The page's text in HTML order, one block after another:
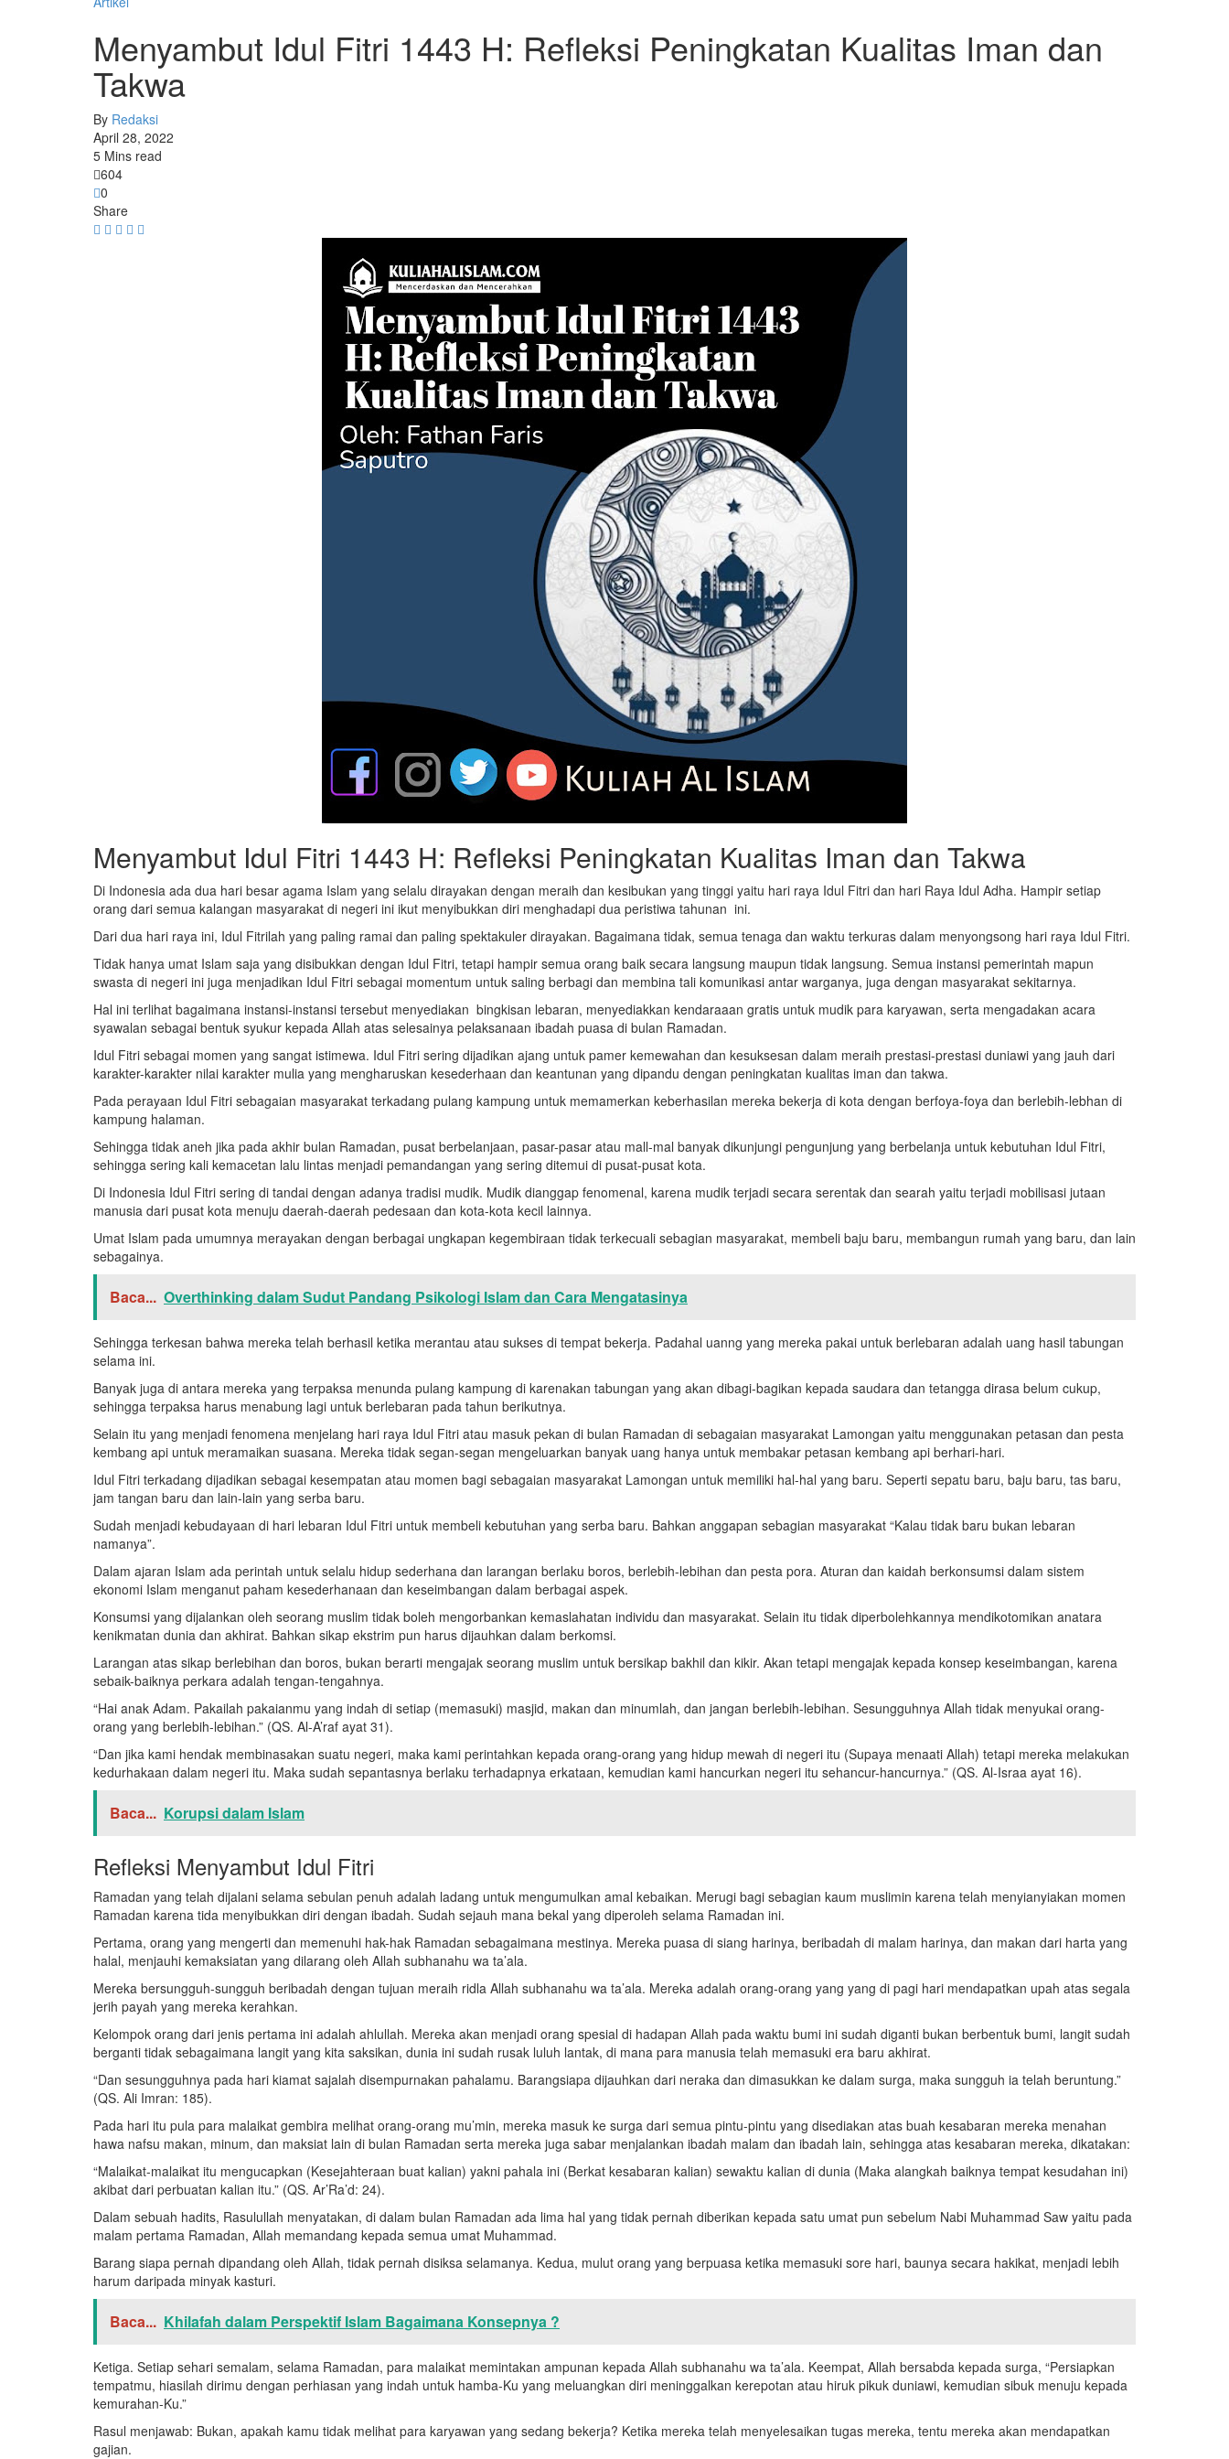
Menyambut Idul Fitri 1443 H: Refleksi Peningkatan Kualitas Iman dan
Takwa
By Redaksi
April 28, 2022
5 Mins read
604
0
Share
Menyambut Idul Fitri 1443 H: Refleksi Peningkatan Kualitas Iman dan Takwa
Di Indonesia ada dua hari besar agama Islam yang selalu dirayakan dengan meraih dan kesibukan yang tinggi yaitu hari raya Idul Fitri dan hari Raya Idul Adha. Hampir setiap
orang dari semua kalangan masyarakat di negeri ini ikut menyibukkan diri menghadapi dua peristiwa tahunan ini.
Dari dua hari raya ini, Idul Fitrilah yang paling ramai dan paling spektakuler dirayakan. Bagaimana tidak, semua tenaga dan waktu terkuras dalam menyongsong hari raya Idul Fitri.
Tidak hanya umat Islam saja yang disibukkan dengan Idul Fitri, tetapi hampir semua orang baik secara langsung maupun tidak langsung. Semua instansi pemerintah mapun
swasta di negeri ini juga menjadikan Idul Fitri sebagai momentum untuk saling berbagi dan membina tali komunikasi antar warganya, juga dengan masyarakat sekitarnya.
Hal ini terlihat bagaimana instansi-instansi tersebut menyediakan bingkisan lebaran, menyediakkan kendaraaan gratis untuk mudik para karyawan, serta mengadakan acara
syawalan sebagai bentuk syukur kepada Allah atas selesainya pelaksanaan ibadah puasa di bulan Ramadan.
Idul Fitri sebagai momen yang sangat istimewa. Idul Fitri sering dijadikan ajang untuk pamer kemewahan dan kesuksesan dalam meraih prestasi-prestasi duniawi yang jauh dari
karakter-karakter nilai karakter mulia yang mengharuskan kesederhaan dan keantunan yang dipandu dengan peningkatan kualitas iman dan takwa.
Pada perayaan Idul Fitri sebagaian masyarakat terkadang pulang kampung untuk memamerkan keberhasilan mereka bekerja di kota dengan berfoya-foya dan berlebih-lebhan di
kampung halaman.
Sehingga tidak aneh jika pada akhir bulan Ramadan, pusat berbelanjaan, pasar-pasar atau mall-mal banyak dikunjungi pengunjung yang berbelanja untuk kebutuhan Idul Fitri,
sehingga sering kali kemacetan lalu lintas menjadi pemandangan yang sering ditemui di pusat-pusat kota.
Di Indonesia Idul Fitri sering di tandai dengan adanya tradisi mudik. Mudik dianggap fenomenal, karena mudik terjadi secara serentak dan searah yaitu terjadi mobilisasi jutaan
manusia dari pusat kota menuju daerah-daerah pedesaan dan kota-kota kecil lainnya.
Umat Islam pada umumnya merayakan dengan berbagai ungkapan kegembiraan tidak terkecuali sebagian masyarakat, membeli baju baru, membangun rumah yang baru, dan lain
sebagainya.
Baca... Overthinking dalam Sudut Pandang Psikologi Islam dan Cara Mengatasinya
Sehingga terkesan bahwa mereka telah berhasil ketika merantau atau sukses di tempat bekerja. Padahal uanng yang mereka pakai untuk berlebaran adalah uang hasil tabungan
selama ini.
Banyak juga di antara mereka yang terpaksa menunda pulang kampung di karenakan tabungan yang akan dibagi-bagikan kepada saudara dan tetangga dirasa belum cukup,
sehingga terpaksa harus menabung lagi untuk berlebaran pada tahun berikutnya.
Selain itu yang menjadi fenomena menjelang hari raya Idul Fitri atau masuk pekan di bulan Ramadan di sebagaian masyarakat Lamongan yaitu menggunakan petasan dan pesta
kembang api untuk meramaikan suasana. Mereka tidak segan-segan mengeluarkan banyak uang hanya untuk membakar petasan kembang api berhari-hari.
Idul Fitri terkadang dijadikan sebagai kesempatan atau momen bagi sebagaian masyarakat Lamongan untuk memiliki hal-hal yang baru. Seperti sepatu baru, baju baru, tas baru,
jam tangan baru dan lain-lain yang serba baru.
Sudah menjadi kebudayaan di hari lebaran Idul Fitri untuk membeli kebutuhan yang serba baru. Bahkan anggapan sebagian masyarakat “Kalau tidak baru bukan lebaran
namanya”.
Dalam ajaran Islam ada perintah untuk selalu hidup sederhana dan larangan berlaku boros, berlebih-lebihan dan pesta pora. Aturan dan kaidah berkonsumsi dalam sistem
ekonomi Islam menganut paham kesederhanaan dan keseimbangan dalam berbagai aspek.
Konsumsi yang dijalankan oleh seorang muslim tidak boleh mengorbankan kemaslahatan individu dan masyarakat. Selain itu tidak diperbolehkannya mendikotomikan anatara
kenikmatan dunia dan akhirat. Bahkan sikap ekstrim pun harus dijauhkan dalam berkomsi.
Larangan atas sikap berlebihan dan boros, bukan berarti mengajak seorang muslim untuk bersikap bakhil dan kikir. Akan tetapi mengajak kepada konsep keseimbangan, karena
sebaik-baiknya perkara adalah tengan-tengahnya.
“Hai anak Adam. Pakailah pakaianmu yang indah di setiap (memasuki) masjid, makan dan minumlah, dan jangan berlebih-lebihan. Sesungguhnya Allah tidak menyukai orang-
orang yang berlebih-lebihan.” (QS. Al-A’raf ayat 31).
“Dan jika kami hendak membinasakan suatu negeri, maka kami perintahkan kepada orang-orang yang hidup mewah di negeri itu (Supaya menaati Allah) tetapi mereka melakukan
kedurhakaan dalam negeri itu. Maka sudah sepantasnya berlaku terhadapnya erkataan, kemudian kami hancurkan negeri itu sehancur-hancurnya.” (QS. Al-Israa ayat 16).
Baca... Korupsi dalam Islam
Refleksi Menyambut Idul Fitri
Ramadan yang telah dijalani selama sebulan penuh adalah ladang untuk mengumulkan amal kebaikan. Merugi bagi sebagian kaum muslimin karena telah menyianyiakan momen
Ramadan karena tida menyibukkan diri dengan ibadah. Sudah sejauh mana bekal yang diperoleh selama Ramadan ini.
Pertama, orang yang mengerti dan memenuhi hak-hak Ramadan sebagaimana mestinya. Mereka puasa di siang harinya, beribadah di malam harinya, dan makan dari harta yang
halal, menjauhi kemaksiatan yang dilarang oleh Allah subhanahu wa ta’ala.
Mereka bersungguh-sungguh beribadah dengan tujuan meraih ridla Allah subhanahu wa ta’ala. Mereka adalah orang-orang yang yang di pagi hari mendapatkan upah atas segala
jerih payah yang mereka kerahkan.
Kelompok orang dari jenis pertama ini adalah ahlullah. Mereka akan menjadi orang spesial di hadapan Allah pada waktu bumi ini sudah diganti bukan berbentuk bumi, langit sudah
berganti tidak sebagaimana langit yang kita saksikan, dunia ini sudah rusak luluh lantak, di mana para manusia telah memasuki era baru akhirat.
“Dan sesungguhnya pada hari kiamat sajalah disempurnakan pahalamu. Barangsiapa dijauhkan dari neraka dan dimasukkan ke dalam surga, maka sungguh ia telah beruntung.”
(QS. Ali Imran: 185).
Pada hari itu pula para malaikat gembira melihat orang-orang mu’min, mereka masuk ke surga dari semua pintu-pintu yang disediakan atas buah kesabaran mereka menahan
hawa nafsu makan, minum, dan maksiat lain di bulan Ramadan serta mereka juga sabar menjalankan ibadah malam dan ibadah lain, sehingga atas kesabaran mereka, dikatakan:
“Malaikat-malaikat itu mengucapkan (Kesejahteraan buat kalian) yakni pahala ini (Berkat kesabaran kalian) sewaktu kalian di dunia (Maka alangkah baiknya tempat kesudahan ini)
akibat dari perbuatan kalian itu.” (QS. Ar’Ra’d: 24).
Dalam sebuah hadits, Rasulullah menyatakan, di dalam bulan Ramadan ada lima hal yang tidak pernah diberikan kepada satu umat pun sebelum Nabi Muhammad Saw yaitu pada
malam pertama Ramadan, Allah memandang kepada semua umat Muhammad.
Barang siapa pernah dipandang oleh Allah, tidak pernah disiksa selamanya. Kedua, mulut orang yang berpuasa ketika memasuki sore hari, baunya secara hakikat, menjadi lebih
harum daripada minyak kasturi.
Baca... Khilafah dalam Perspektif Islam Bagaimana Konsepnya ?
Ketiga. Setiap sehari semalam, selama Ramadan, para malaikat memintakan ampunan kepada Allah subhanahu wa ta’ala. Keempat, Allah bersabda kepada surga, “Persiapkan
tempatmu, hiasilah dirimu dengan perhiasan yang indah untuk hamba-Ku yang meluangkan diri meninggalkan kerepotan atau hiruk pikuk duniawi, kemudian sibuk menuju kepada
kemurahan-Ku.”
Rasul menjawab: Bukan, apakah kamu tidak melihat para karyawan yang sedang bekerja? Ketika mereka telah menyelesaikan tugas mereka, tentu mereka akan mendapatkan
gajian.